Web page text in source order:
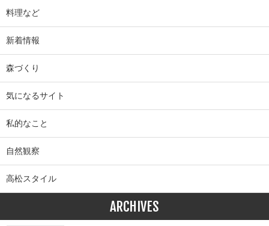
料理など
新着情報
森づくり
気になるサイト
私的なこと
自然観察
高松スタイル
ARCHIVES